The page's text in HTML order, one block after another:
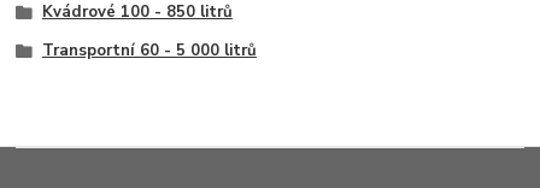
Kvádrové 100 - 850 litrů
Transportní 60 - 5 000 litrů